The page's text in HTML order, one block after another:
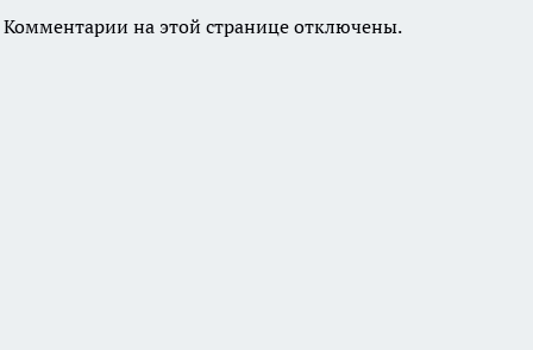
Комментарии на этой странице отключены.